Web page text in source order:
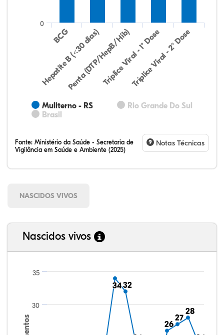
Muliterno - RS
Rio Grande Do Sul
Brasil
BCG
Hepatite B (<30 dias)
Penta (DTP/HepB/Hib)Tríplice Viral - 1° Dose
Tríplice Viral - 2° Dose
0
Fonte: Ministério da Saúde - Secretaria de
Vigilância em Saúde e Ambiente (2025)
Notas Técnicas
NASCIDOS VIVOS
Nascidos vivos
34
3432
32
26
26
27
27
28
28
30
35